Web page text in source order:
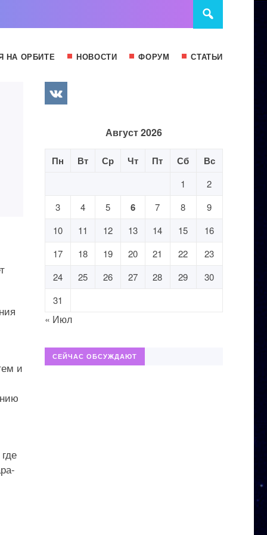
НА ОРБИТЕ НОВОСТИ ФОРУМ СТАТЬИ
и
Август 2026
Пн Вт Ср Чт Пт Сб Вс
1
2
3
4 5 6 7 8
9
10
11 12 13 14 15
16
17
18 19 20 21 22
23
24
25 26 27 28 29
30
31
« Июл
СЕЙЧАС ОБСУЖДАЮТ